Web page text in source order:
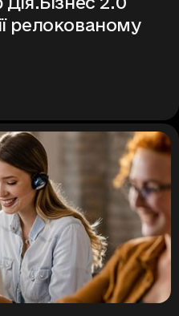
релокованому